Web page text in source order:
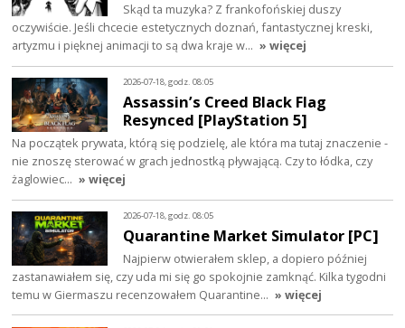
Skąd ta muzyka? Z frankofońskiej duszy
oczywiście. Jeśli chcecie estetycznych doznań, fantastycznej kreski,
artyzmu i pięknej animacji to są dwa kraje w… » więcej
2026-07-18, godz. 08:05
Assassin’s Creed Black Flag
Resynced [PlayStation 5]
Na początek prywata, którą się podzielę, ale która ma tutaj znaczenie -
nie znoszę sterować w grach jednostką pływającą. Czy to łódka, czy
żaglowiec… » więcej
2026-07-18, godz. 08:05
Quarantine Market Simulator [PC]
Najpierw otwierałem sklep, a dopiero później
zastanawiałem się, czy uda mi się go spokojnie zamknąć. Kilka tygodni
temu w Giermaszu recenzowałem Quarantine… » więcej